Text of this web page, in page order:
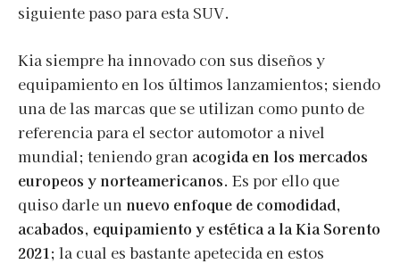
siguiente paso para esta SUV.
Kia siempre ha innovado con sus diseños y
equipamiento en los últimos lanzamientos; siendo
una de las marcas que se utilizan como punto de
referencia para el sector automotor a nivel
mundial; teniendo gran acogida en los mercados
europeos y norteamericanos. Es por ello que
quiso darle un nuevo enfoque de comodidad,
acabados, equipamiento y estética a la Kia Sorento
2021; la cual es bastante apetecida en estos